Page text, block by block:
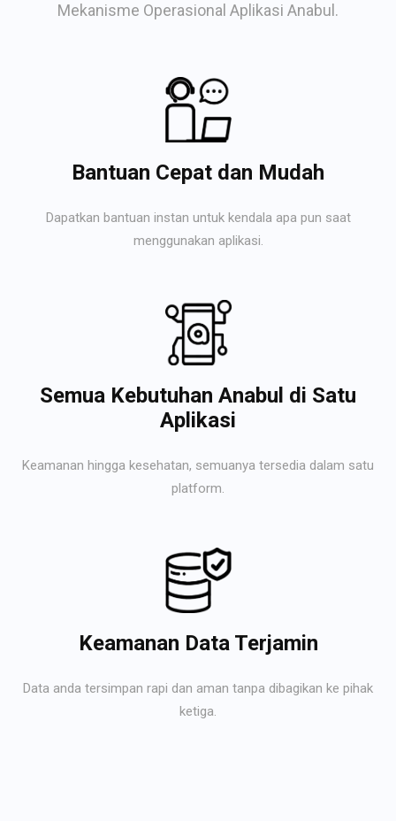
Mekanisme Operasional Aplikasi Anabul.
Bantuan Cepat dan Mudah
Dapatkan bantuan instan untuk kendala apa pun saat
menggunakan aplikasi.
Semua Kebutuhan Anabul di Satu
Aplikasi
Keamanan hingga kesehatan, semuanya tersedia dalam satu
platform.
Keamanan Data Terjamin
Data anda tersimpan rapi dan aman tanpa dibagikan ke pihak
ketiga.